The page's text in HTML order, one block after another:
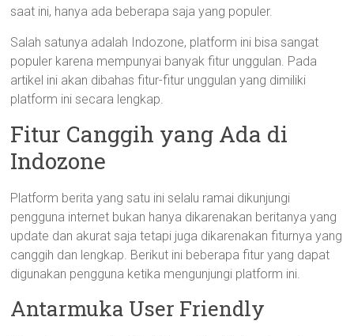
saat ini, hanya ada beberapa saja yang populer.
Salah satunya adalah Indozone, platform ini bisa sangat
populer karena mempunyai banyak fitur unggulan. Pada
artikel ini akan dibahas fitur-fitur unggulan yang dimiliki
platform ini secara lengkap.
Fitur Canggih yang Ada di
Indozone
Platform berita yang satu ini selalu ramai dikunjungi
pengguna internet bukan hanya dikarenakan beritanya yang
update dan akurat saja tetapi juga dikarenakan fiturnya yang
canggih dan lengkap. Berikut ini beberapa fitur yang dapat
digunakan pengguna ketika mengunjungi platform ini.
Antarmuka User Friendly